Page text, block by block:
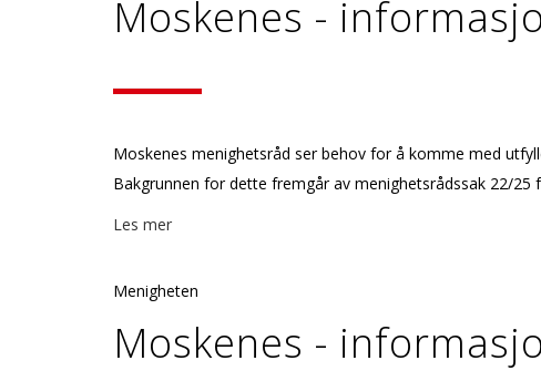
Moskenes -
Moskenes menighetsråd ser behov for å komme med
Bakgrunnen for dette fremgår av menighetsrådssak 22/25
Les mer
Menigheten
Moskenes -